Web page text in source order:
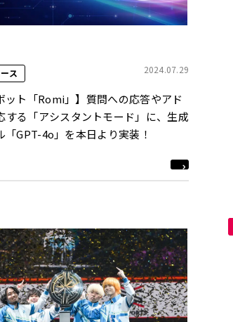
ス 2024.07.29
ット「Romi」】質問への応答やアド
する「アシスタントモード」に、生成
「GPT-4o」を本日より実装！